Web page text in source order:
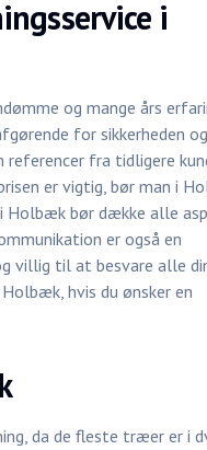
i
og mange års
for sikkerheden og
fra tidligere
er vigtig, bør man i
Holbæk bør dække alle
er også en
villig til at besvare alle
hvis du ønsker en
da de fleste træer er i